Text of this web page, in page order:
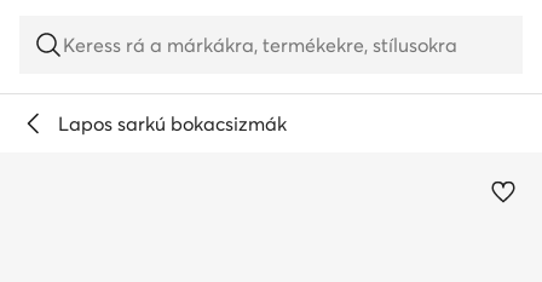
Keress rá a márkákra, termékekre, stílusokra
Lapos sarkú bokacsizmák